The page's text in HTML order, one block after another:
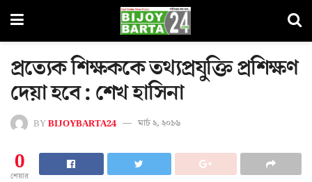
প্রত্যেক শিক্ষককে তথ্যপ্রযুক্তি প্রশিক্ষণ
দেয়া হবে : শেখ হাসিনা
BYBIJOYBARTA24 মার্চ ২, ২০১৬
0
শেয়ার